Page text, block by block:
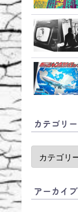
カテゴリー
アーカイブ